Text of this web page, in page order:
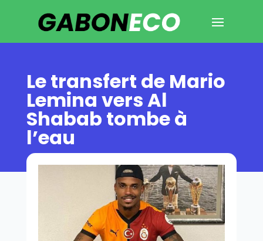
Le transfert de Mario
Lemina vers Al
Shabab tombe à
l’eau